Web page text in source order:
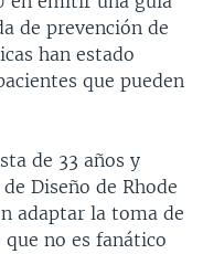
de prevención de
han estado
que pueden
de 33 años y
Diseño de Rhode
adaptar la toma de
no es fanático